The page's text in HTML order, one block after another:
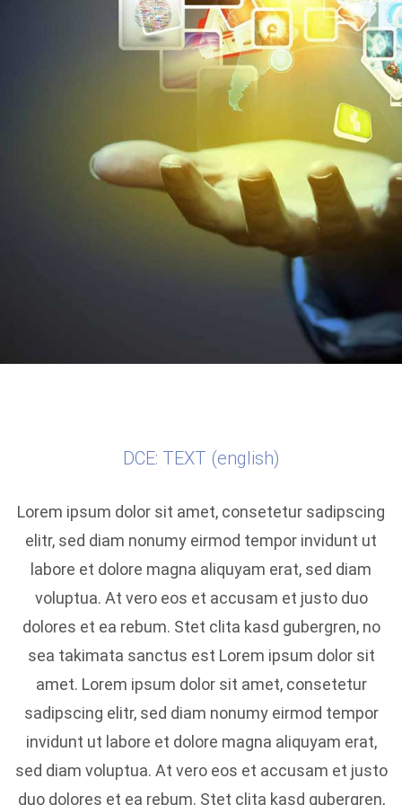
DCE: TEXT (english)
Lorem ipsum dolor sit amet, consetetur sadipscing
elitr, sed diam nonumy eirmod tempor invidunt ut
labore et dolore magna aliquyam erat, sed diam
voluptua. At vero eos et accusam et justo duo
dolores et ea rebum. Stet clita kasd gubergren, no
sea takimata sanctus est Lorem ipsum dolor sit
amet. Lorem ipsum dolor sit amet, consetetur
sadipscing elitr, sed diam nonumy eirmod tempor
invidunt ut labore et dolore magna aliquyam erat,
sed diam voluptua. At vero eos et accusam et justo
duo dolores et ea rebum. Stet clita kasd gubergren,